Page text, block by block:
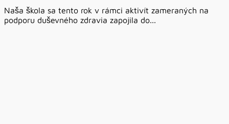
Naša škola sa tento rok v rámci aktivít zameraných na
podporu duševného zdravia zapojila do...